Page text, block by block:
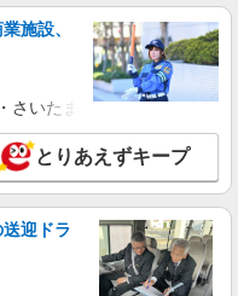
ったぜ！」日払いOK＊障
円 ＜日払い有/週払い有/交
含む)＞
布駅）
詳細を見る
施設、
さいたま市岩槻区・久喜市・
とりあえずキープ
迎ドラ